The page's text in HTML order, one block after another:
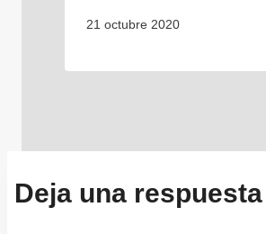
21 octubre 2020
Deja una respuesta